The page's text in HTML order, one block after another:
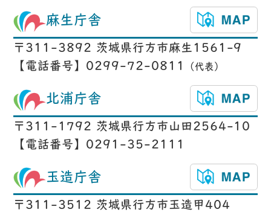
麻生庁舎
〒311-3892 茨城県行方市麻生1561-9
【電話番号】0299-72-0811
（代表）
北浦庁舎
〒311-1792 茨城県行方市山田2564-10
【電話番号】0291-35-2111
玉造庁舎
〒311-3512 茨城県行方市玉造甲404